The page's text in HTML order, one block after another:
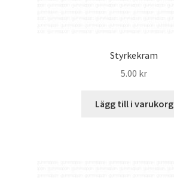
Styrkekram
5.00 kr
Lägg till i varukorg